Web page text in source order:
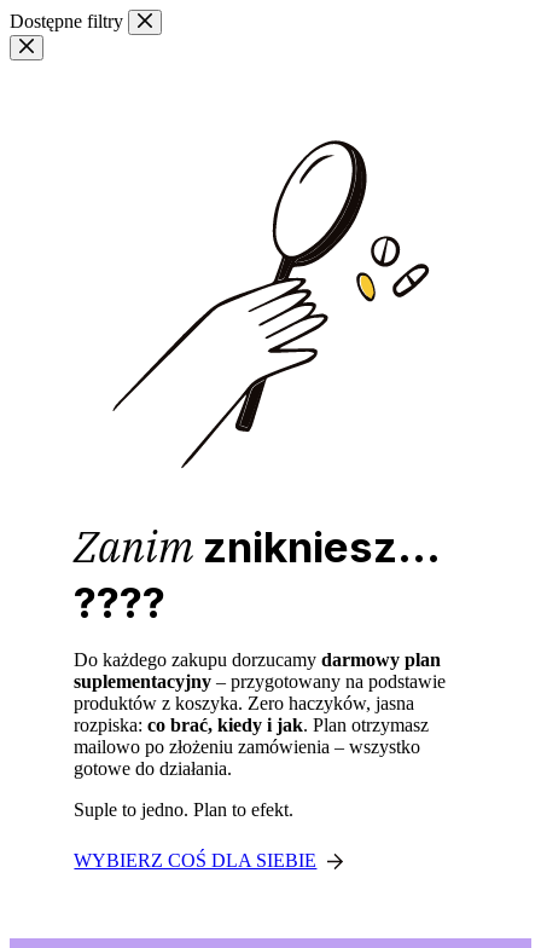
Przejdź
do
treści
Dostępne filtry
Zanim znikniesz...
????
Do każdego zakupu dorzucamydarmowy plan
suplementacyjny – przygotowany na podstawie
produktów z koszyka. Zero haczyków, jasna
rozpiska:co brać, kiedy i jak. Plan otrzymasz
mailowo po złożeniu zamówienia – wszystko
gotowe do działania.
Suple to jedno. Plan to efekt.
WYBIERZ COŚ DLA SIEBIE